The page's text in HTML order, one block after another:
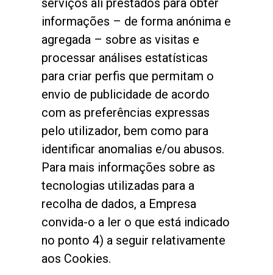
serviços ali prestados para obter
informações – de forma anónima e
agregada – sobre as visitas e
processar análises estatísticas
para criar perfis que permitam o
envio de publicidade de acordo
com as preferências expressas
pelo utilizador, bem como para
identificar anomalias e/ou abusos.
Para mais informações sobre as
tecnologias utilizadas para a
recolha de dados, a Empresa
convida-o a ler o que está indicado
no ponto 4) a seguir relativamente
aos Cookies.